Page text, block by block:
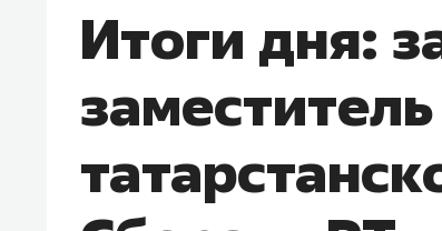
Итоги дня: